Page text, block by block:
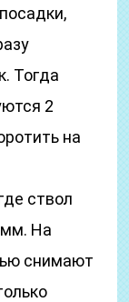
Тогда
2
на
ствол
мм. На
снимают